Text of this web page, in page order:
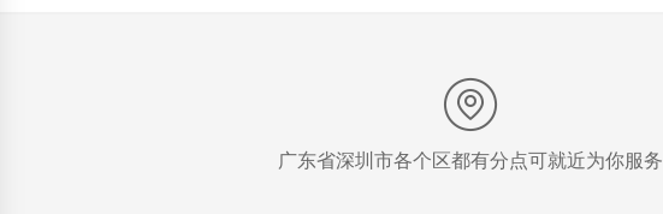
广东省深圳市各个区都有分点可就近为你服务